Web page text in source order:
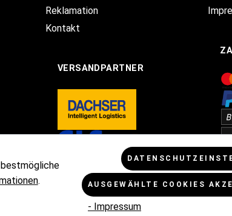
Reklamation
Kontakt
VERSANDPARTNER
Versandkostenund ggf.
. AUSGEWÄHLTE COOKIES
- Impressum